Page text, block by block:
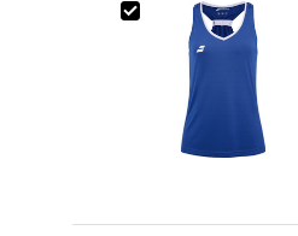
Babolat Play Tank